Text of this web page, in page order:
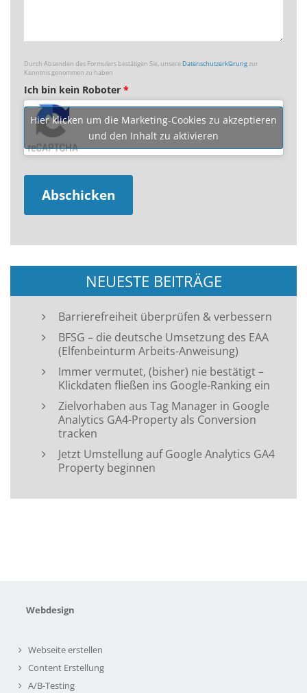
Durch Absenden des Formulars bestätigen Sie, unsereDatenschutzerklärungzur
Kenntnis genommen zu haben
Ich bin kein Roboter *
Hier klicken um die Marketing-Cookies zu akzeptieren
und den Inhalt zu aktivieren
NEUESTE BEITRÄGE
Barrierefreiheit überprüfen & verbessern
BFSG – die deutsche Umsetzung des EAA
(Elfenbeinturm Arbeits-Anweisung)
Immer vermutet, (bisher) nie bestätigt –
Klickdaten fließen ins Google-Ranking ein
Zielvorhaben aus Tag Manager in Google
Analytics GA4-Property als Conversion
tracken
Jetzt Umstellung auf Google Analytics GA4
Property beginnen
Webdesign
Webseite erstellen
Content Erstellung
A/B-Testing